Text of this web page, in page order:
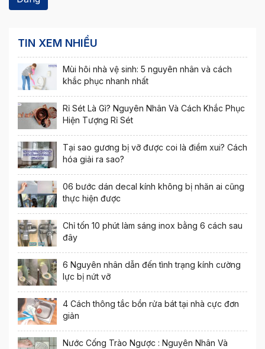
TIN XEM NHIỀU
Mùi hôi nhà vệ sinh: 5 nguyên nhân và cách
khắc phục nhanh nhất
Rỉ Sét Là Gì? Nguyên Nhân Và Cách Khắc Phục
Hiện Tượng Rỉ Sét
Tại sao gương bị vỡ được coi là điềm xui? Cách
hóa giải ra sao?
06 bước dán decal kính không bị nhăn ai cũng
thực hiện được
Chỉ tốn 10 phút làm sáng inox bằng 6 cách sau
đây
6 Nguyên nhân dẫn đến tình trạng kính cường
lực bị nứt vỡ
4 Cách thông tắc bồn rửa bát tại nhà cực đơn
giản
Nước Cống Trào Ngược : Nguyên Nhân Và